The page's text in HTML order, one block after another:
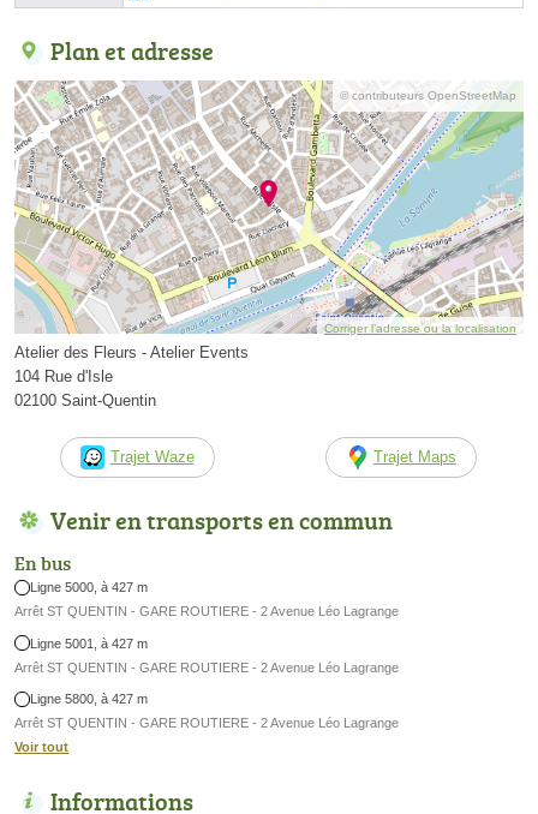
Plan et adresse
© contributeurs OpenStreetMap
Corriger l’adresse ou la localisation
Atelier des Fleurs - Atelier Events
104 Rue d'Isle
02100 Saint-Quentin
Trajet Waze Trajet Maps
Venir en transports en commun
En bus
Ligne 5000, à 427 m
Arrêt ST QUENTIN - GARE ROUTIERE - 2 Avenue Léo Lagrange
Ligne 5001, à 427 m
Arrêt ST QUENTIN - GARE ROUTIERE - 2 Avenue Léo Lagrange
Ligne 5800, à 427 m
Arrêt ST QUENTIN - GARE ROUTIERE - 2 Avenue Léo Lagrange
Voir tout
Informations